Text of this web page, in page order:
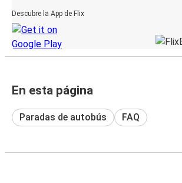
Descubre la App de Flix
En esta página
Paradas de autobús FAQ